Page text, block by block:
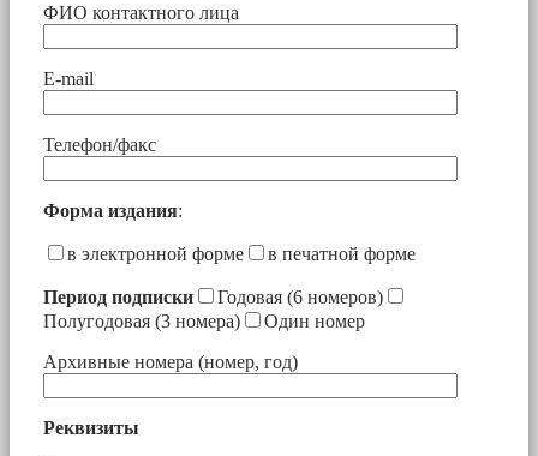
ФИО контактного лица
E-mail
Телефон/факс
Форма издания:
в электронной форме в печатной форме
Период подписки
Годовая (6 номеров)
Полугодовая (3 номера)
Один номер
Архивные номера (номер, год)
Реквизиты